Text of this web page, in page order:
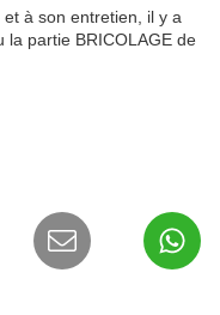
à son entretien, il y a
la partie BRICOLAGE de